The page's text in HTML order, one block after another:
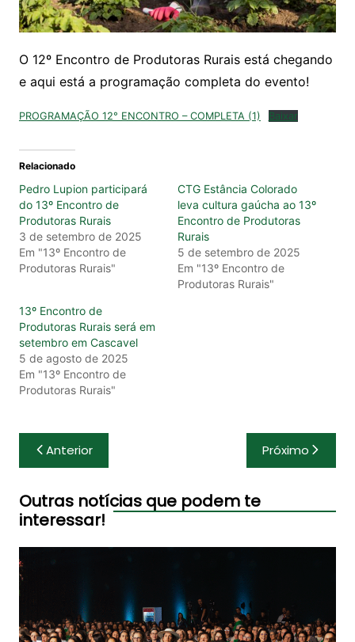
O 12º Encontro de Produtoras Rurais está chegando
e aqui está a programação completa do evento!
PROGRAMAÇÃO 12° ENCONTRO – COMPLETA (1) Baixar
Relacionado
Pedro Lupion participará
do 13º Encontro de
Produtoras Rurais
3 de setembro de 2025
Em "13º Encontro de
Produtoras Rurais"
CTG Estância Colorado
leva cultura gaúcha ao 13º
Encontro de Produtoras
Rurais
5 de setembro de 2025
Em "13º Encontro de
Produtoras Rurais"
13º Encontro de
Produtoras Rurais será em
setembro em Cascavel
5 de agosto de 2025
Em "13º Encontro de
Produtoras Rurais"
Navegação
de
Post
Anterior Próximo
Outras notícias que podem te
interessar!